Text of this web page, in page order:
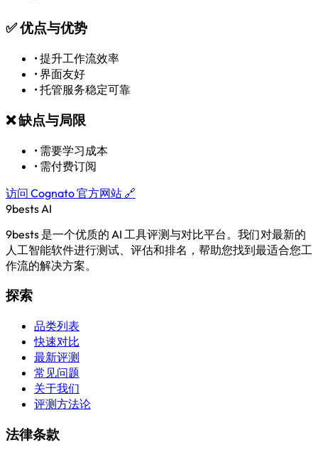
✅优点与优势
•提升工作流效率
•界面友好
•托管服务稳定可靠
❌缺点与局限
• 需要学习成本
• 需付费订阅
访问 Cognato 官方网站 🔗
9bests AI
9bests 是一个优质的 AI 工具评测与对比平台。我们对最新的
人工智能软件进行测试、评估和排名，帮助您找到最适合您工
作流的解决方案。
探索
品类列表
快速对比
最新评测
常见问题
关于我们
评测方法论
法律条款